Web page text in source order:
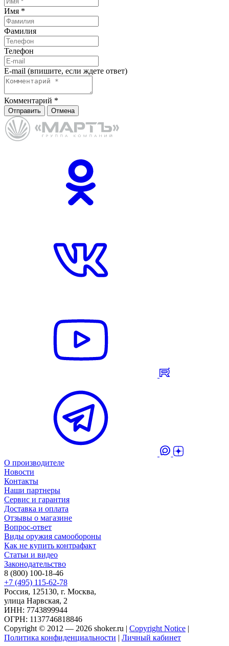
Имя *
Фамилия
Телефон
E-mail (впишите, если ждете ответ)
Комментарий *
Отправить Отмена
О производителе
Новости
Контакты
Наши партнеры
Сервис и гарантия
Доставка и оплата
Отзывы о магазине
Вопрос-ответ
Виды оружия самообороны
Как не купить контрафакт
Статьи и видео
Законодательство
8 (800) 100-18-46
+7 (495) 115-62-78
Россия, 125130, г. Москва,
улица Нарвская, 2
ИНН: 7743899944
ОГРН: 1137746818846
Copyright © 2012 — 2026 shoker.ru | Copyright Notice |
Политика конфиденциальности | Личный кабинет